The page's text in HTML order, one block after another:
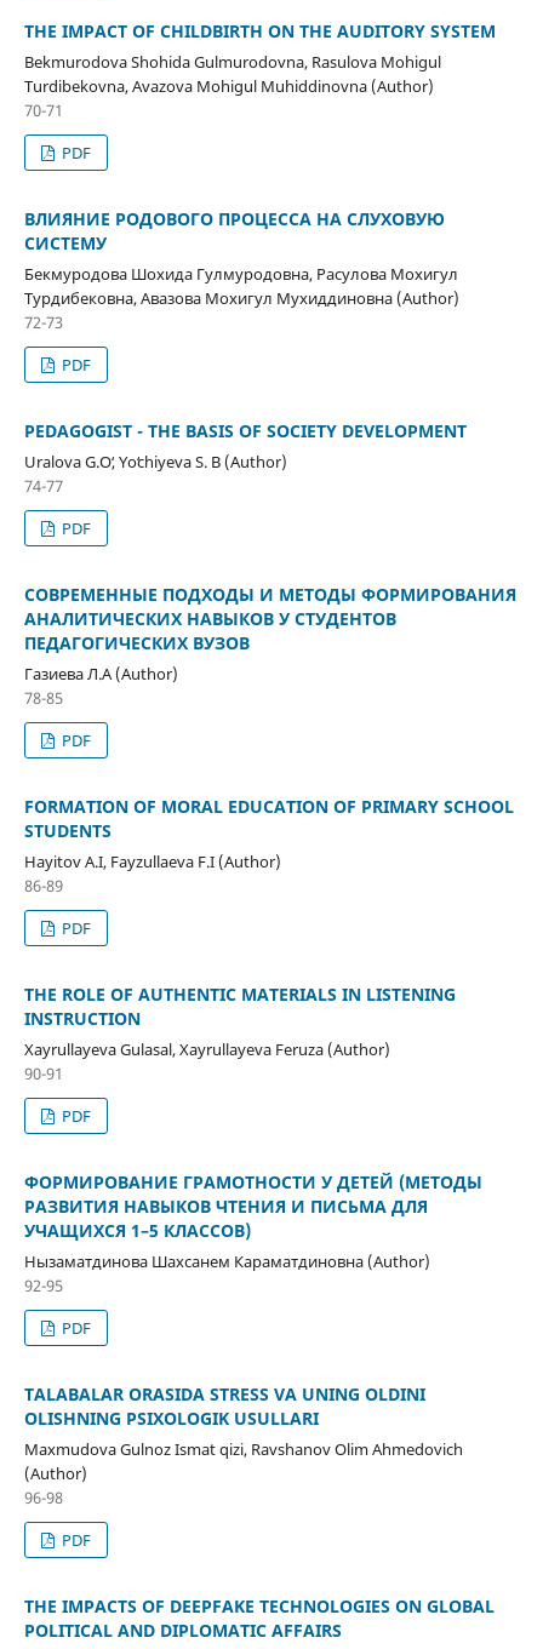
THE IMPACT OF CHILDBIRTH ON THE AUDITORY SYSTEM
Bekmurodova Shohida Gulmurodovna, Rasulova Mohigul
Turdibekovna, Avazova Mohigul Muhiddinovna (Author)
70-71
PDF
ВЛИЯНИЕ РОДОВОГО ПРОЦЕССА НА СЛУХОВУЮ
СИСТЕМУ
Бекмуродова Шохида Гулмуродовна, Расулова Мохигул
Турдибековна, Авазова Мохигул Мухиддиновна (Author)
72-73
PDF
PEDAGOGIST - THE BASIS OF SOCIETY DEVELOPMENT
Uralova G.Oʻ, Yoʻchiyeva S. B (Author)
74-77
PDF
СОВРЕМЕННЫЕ ПОДХОДЫ И МЕТОДЫ ФОРМИРОВАНИЯ
АНАЛИТИЧЕСКИХ НАВЫКОВ У СТУДЕНТОВ
ПЕДАГОГИЧЕСКИХ ВУЗОВ
Газиева Л.А (Author)
78-85
PDF
FORMATION OF MORAL EDUCATION OF PRIMARY SCHOOL
STUDENTS
Hayitov A.I, Fayzullaeva F.I (Author)
86-89
PDF
THE ROLE OF AUTHENTIC MATERIALS IN LISTENING
INSTRUCTION
Xayrullayeva Gulasal, Xayrullayeva Feruza (Author)
90-91
PDF
ФОРМИРОВАНИЕ ГРАМОТНОСТИ У ДЕТЕЙ (МЕТОДЫ
РАЗВИТИЯ НАВЫКОВ ЧТЕНИЯ И ПИСЬМА ДЛЯ
УЧАЩИХСЯ 1–5 КЛАССОВ)
Нызаматдинова Шахсанем Караматдиновна (Author)
92-95
PDF
TALABALAR ORASIDA STRESS VA UNING OLDINI
OLISHNING PSIXOLOGIK USULLARI
Maxmudova Gulnoz Ismat qizi, Ravshanov Olim Ahmedovich
(Author)
96-98
PDF
THE IMPACTS OF DEEPFAKE TECHNOLOGIES ON GLOBAL
POLITICAL AND DIPLOMATIC AFFAIRS